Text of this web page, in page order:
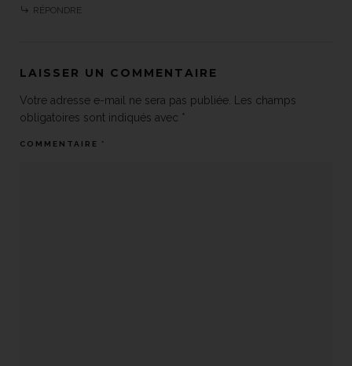
RÉPONDRE
LAISSER UN COMMENTAIRE
Votre adresse e-mail ne sera pas publiée. Les champs
obligatoires sont indiqués avec *
COMMENTAIRE *